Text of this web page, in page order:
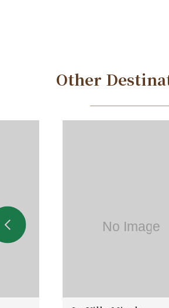
Other